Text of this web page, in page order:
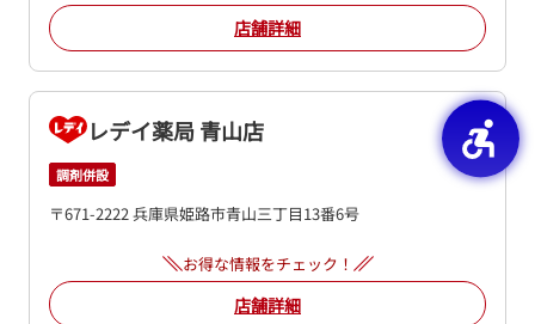
店舗詳細
レデイ薬局 青山店
調剤併設
〒671-2222 兵庫県姫路市青山三丁目13番6号
お得な情報をチェック！
店舗詳細